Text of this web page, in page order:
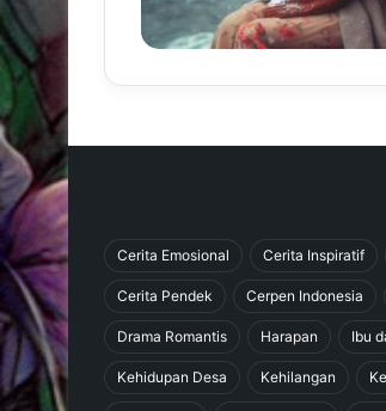
Cerita Emosional Cerita Inspiratif
Cerita Pendek Cerpen Indonesia
Drama Romantis Harapan Ibu
Kehidupan Desa Kehilangan